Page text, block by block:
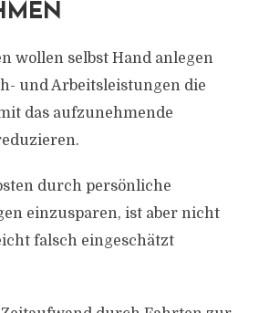
wollen selbst Hand anlegen
und Arbeitsleistungen die
das aufzunehmende
durch persönliche
einzusparen, ist aber nicht
falsch eingeschätzt